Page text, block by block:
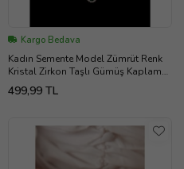
Kargo Bedava
Kadın Semente Model Zümrüt Renk
Kristal Zirkon Taşlı Gümüş Kaplama
Abiye Kombin Kolye Küpe Takı Seti
499,99 TL